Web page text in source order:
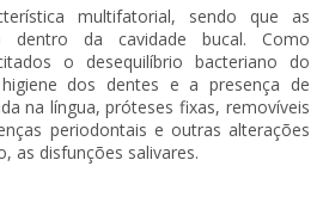
multifatorial, sendo que as
dentro da cavidade bucal. Como
o desequilíbrio bacteriano do
dos dentes e a presença de
na língua, próteses fixas, removíveis
periodontais e outras alterações
as disfunções salivares.